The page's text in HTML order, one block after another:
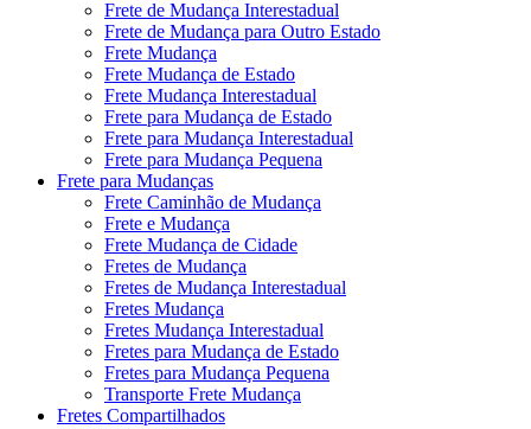
Frete de Mudança Interestadual
Frete de Mudança para Outro Estado
Frete Mudança
Frete Mudança de Estado
Frete Mudança Interestadual
Frete para Mudança de Estado
Frete para Mudança Interestadual
Frete para Mudança Pequena
Frete para Mudanças
Frete Caminhão de Mudança
Frete e Mudança
Frete Mudança de Cidade
Fretes de Mudança
Fretes de Mudança Interestadual
Fretes Mudança
Fretes Mudança Interestadual
Fretes para Mudança de Estado
Fretes para Mudança Pequena
Transporte Frete Mudança
Fretes Compartilhados